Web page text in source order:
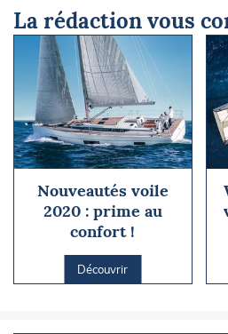
La rédaction vous
Nouveautés voile
2020 : prime au
confort !
Découvrir